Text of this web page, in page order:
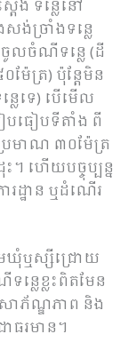
ែង ទន្លេនៅ
ច្រាំងទន្លេ
ចូលចំណីទន្លេ (ដី
ែត្រ) ប៉ុន្តែមិន
ទេ) បើមើល
បធៀបទីតាំង ពី
មាណ ៣០ម៉ែត្រ
។ ហើយបច្ចុប្បន្ន
ដ្ឋាន ឬដំណើរ
េឃុំឬស្សីជ្រោយ
លេខ្លះពិតមែន
ោភ័ណ្ឌភាព និង
ធរមាន។